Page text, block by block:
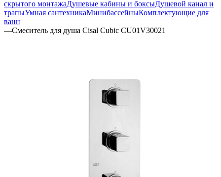
скрытого монтажаДушевые кабины и боксыДушевой канал и
трапыУмная сантехникаМинибассейныКомплектующие для
ванн
—Смеситель для душа Cisal Cubic CU01V30021